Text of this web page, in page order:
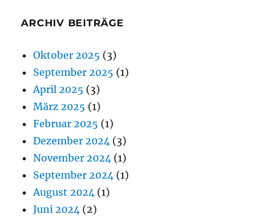
ARCHIV BEITRÄGE
Oktober 2025 (3)
September 2025 (1)
April 2025 (3)
März 2025 (1)
Februar 2025 (1)
Dezember 2024 (3)
November 2024 (1)
September 2024 (1)
August 2024 (1)
Juni 2024 (2)